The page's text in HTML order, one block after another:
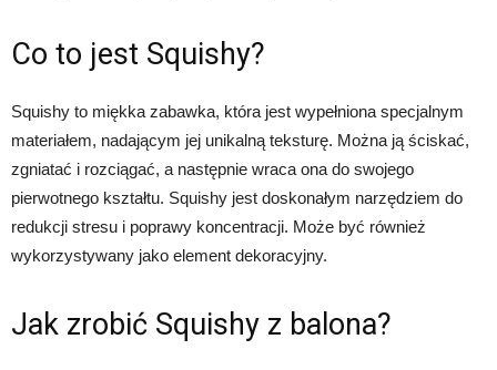
Co to jest Squishy?
Squishy to miękka zabawka, która jest wypełniona specjalnym
materiałem, nadającym jej unikalną teksturę. Można ją ściskać,
zgniatać i rozciągać, a następnie wraca ona do swojego
pierwotnego kształtu. Squishy jest doskonałym narzędziem do
redukcji stresu i poprawy koncentracji. Może być również
wykorzystywany jako element dekoracyjny.
Jak zrobić Squishy z balona?